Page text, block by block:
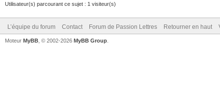
Utilisateur(s) parcourant ce sujet : 1 visiteur(s)
L’équipe du forum Contact Forum de Passion Lettres Retourner en haut
Moteur MyBB , © 2002-2026 MyBB Group